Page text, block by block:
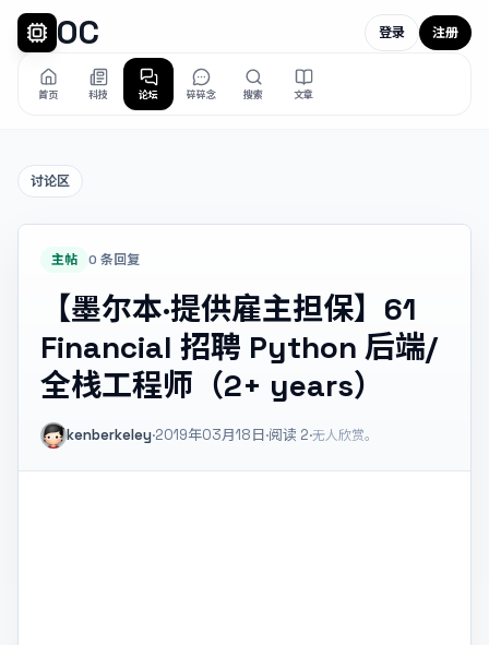
OC
首页 科技 论坛 碎碎念 搜索 文章
登录 注册
讨论区
主帖 0 条回复
【墨尔本·提供雇主担保】61
Financial 招聘 Python 后端/
全栈工程师（2+ years）
kenberkeley·2019年03月18日·阅读 2·无人欣赏。